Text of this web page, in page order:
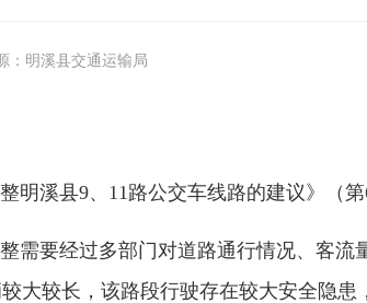
：明溪县交通运输局
明溪县9、11路公交车线路的建议》（
需要经过多部门对道路通行情况、客
大较长，该路段行驶存在较大安全隐